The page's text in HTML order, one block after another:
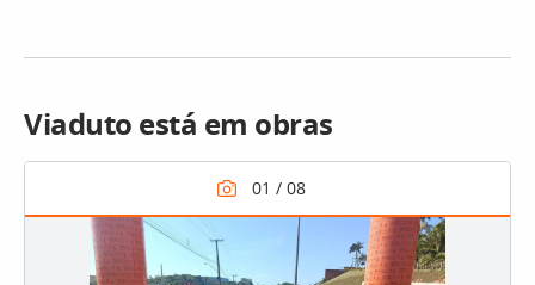
Viaduto está em obras